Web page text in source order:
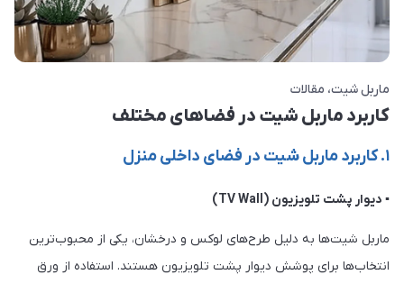
ماربل شیت مقالات
کاربرد ماربل شیت در فضاهای مختلف
۱. کاربرد ماربل شیت در فضای داخلی منزل
▪ دیوار پشت تلویزیون (TV Wall)
ماربل شیت‌ها به دلیل طرح‌های لوکس و درخشان، یکی از محبوب‌ترین
انتخاب‌ها برای پوشش دیوار پشت تلویزیون هستند. استفاده از ورق